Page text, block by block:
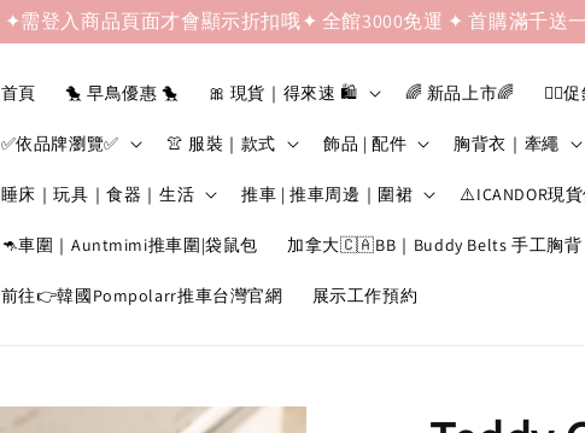
✦需登入商品頁面才會顯示折扣哦✦ 全館3000免運 ✦ 首購滿千送
首頁 🐤 早鳥優惠 🐤 🎀 現貨｜得來速 🛍️ 🌈 新品上市🌈 ❤️‍🔥
✅依品牌瀏覽✅ 👚 服裝｜款式 飾品 | 配件 胸背衣｜牽繩
睡床｜玩具｜食器｜生活 推車 | 推車周邊｜圍裙 ⚠️ICANDOR現
🦘車圍｜Auntmimi推車圍|袋鼠包 加拿大🇨🇦BB｜Buddy Belts 手工胸背
前往👉韓國Pompolarr推車台灣官網 展示工作預約